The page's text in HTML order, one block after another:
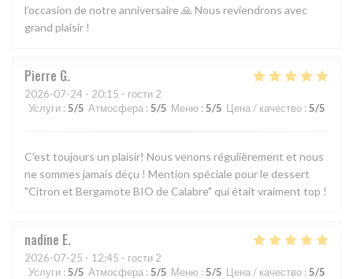
l’occasion de notre anniversaire 🙏 Nous reviendrons avec
grand plaisir !
Pierre G
2026-07-24 - 20:15 - гости 2
Услуги : 5/5 Атмосфера : 5/5 Меню : 5/5 Цена / качество : 5/5
C'est toujours un plaisir! Nous venons régulièrement et nous
ne sommes jamais déçu ! Mention spéciale pour le dessert
"Citron et Bergamote BIO de Calabre" qui était vraiment top !
nadine E
2026-07-25 - 12:45 - гости 2
Услуги : 5/5 Атмосфера : 5/5 Меню : 5/5 Цена / качество : 5/5